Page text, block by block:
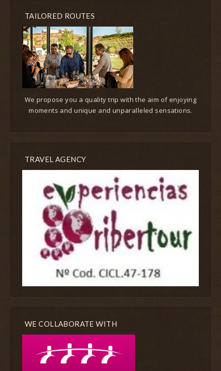
TAILORED ROUTES
We propose you a quality trip with the aim of enjoying
moments and unique and unparalleled sensations.
TRAVEL AGENCY
WE COLLABORATE WITH